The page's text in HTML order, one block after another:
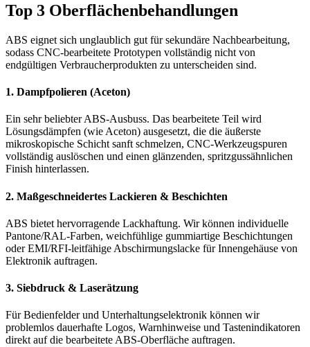
Top 3 Oberflächenbehandlungen
ABS eignet sich unglaublich gut für sekundäre Nachbearbeitung,
sodass CNC-bearbeitete Prototypen vollständig nicht von
endgültigen Verbraucherprodukten zu unterscheiden sind.
1. Dampfpolieren (Aceton)
Ein sehr beliebter ABS-Ausbuss. Das bearbeitete Teil wird
Lösungsdämpfen (wie Aceton) ausgesetzt, die die äußerste
mikroskopische Schicht sanft schmelzen, CNC-Werkzeugspuren
vollständig auslöschen und einen glänzenden, spritzgussähnlichen
Finish hinterlassen.
2. Maßgeschneidertes Lackieren & Beschichten
ABS bietet hervorragende Lackhaftung. Wir können individuelle
Pantone/RAL-Farben, weichfühlige gummiartige Beschichtungen
oder EMI/RFI-leitfähige Abschirmungslacke für Innengehäuse von
Elektronik auftragen.
3. Siebdruck & Laserätzung
Für Bedienfelder und Unterhaltungselektronik können wir
problemlos dauerhafte Logos, Warnhinweise und Tastenindikatoren
direkt auf die bearbeitete ABS-Oberfläche auftragen.